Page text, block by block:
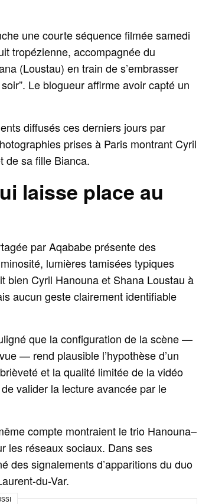
une courte séquence filmée samedi
tropézienne, accompagnée du
(Loustau) en train de s’embrasser
Le blogueur affirme avoir capté un
diffusés ces derniers jours par
prises à Paris montrant Cyril
de sa fille Bianca.
laisse place au
par Aqababe présente des
lumières tamisées typiques
bien Cyril Hanouna et Shana Loustau à
aucun geste clairement identifiable
que la configuration de la scène —
— rend plausible l’hypothèse d’un
et la qualité limitée de la vidéo
valider la lecture avancée par le
compte montraient le trio Hanouna–
les réseaux sociaux. Dans ses
des signalements d’apparitions du duo
du-Var.